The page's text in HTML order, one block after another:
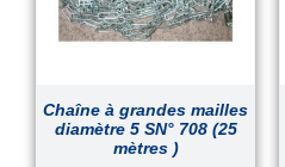
Chaîne à grandes mailles
diamètre 5 SN° 708 (25
mètres )